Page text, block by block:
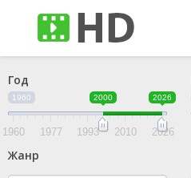
Год
1960 2000 2026
1960 1977 1993 2010 2026
Жанр